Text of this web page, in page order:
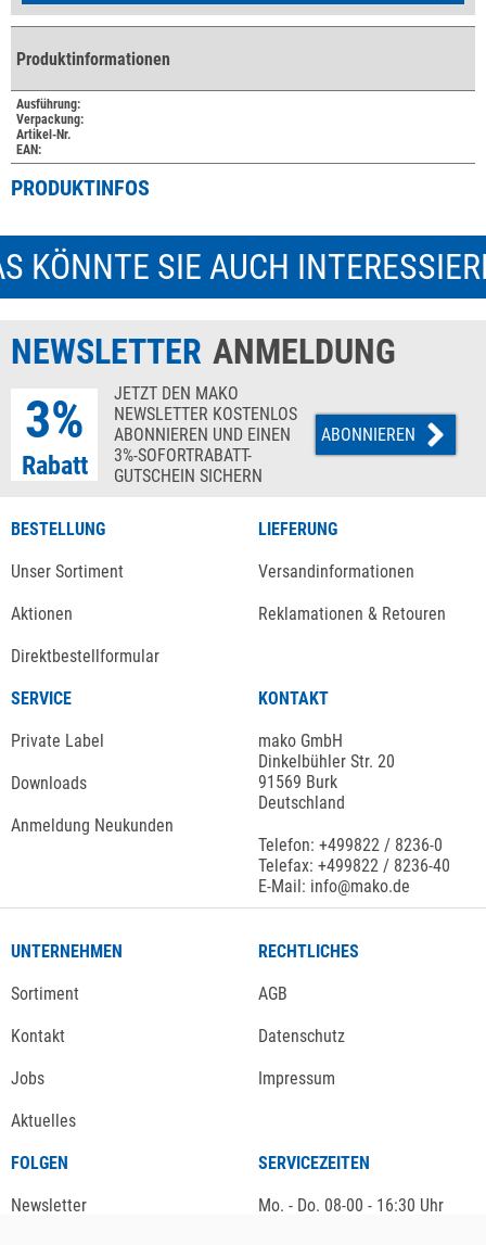
Produktinformationen
Ausführung:
Verpackung:
Artikel-Nr.
EAN:
PRODUKTINFOS
KÖNNTE SIE AUCH
NEWSLETTER ANMELDUNG
3%
Rabatt
JETZT DEN MAKO
NEWSLETTER KOSTENLOS
ABONNIEREN UND EINEN
3%-SOFORTRABATT-
GUTSCHEIN SICHERN
ABONNIEREN
BESTELLUNG
Unser Sortiment
Aktionen
Direktbestellformular
LIEFERUNG
Versandinformationen
Reklamationen & Retouren
SERVICE
Private Label
Downloads
Anmeldung Neukunden
KONTAKT
mako GmbH
Dinkelbühler Str. 20
91569 Burk
Deutschland
Telefon: +499822 / 8236-0
Telefax: +499822 / 8236-40
E-Mail: info@mako.de
UNTERNEHMEN
Sortiment
Kontakt
Jobs
Aktuelles
RECHTLICHES
AGB
Datenschutz
Impressum
FOLGEN
Newsletter
SERVICEZEITEN
Mo. - Do. 08-00 - 16:30 Uhr